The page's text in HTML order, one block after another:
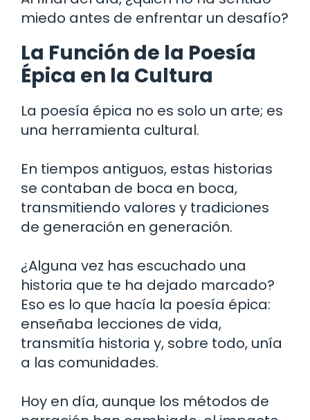
miedo antes de enfrentar un desafío?
La Función de la Poesía
Épica en la Cultura
La poesía épica no es solo un arte; es
una herramienta cultural.
En tiempos antiguos, estas historias
se contaban de boca en boca,
transmitiendo valores y tradiciones
de generación en generación.
¿Alguna vez has escuchado una
historia que te ha dejado marcado?
Eso es lo que hacía la poesía épica:
enseñaba lecciones de vida,
transmitía historia y, sobre todo, unía
a las comunidades.
Hoy en día, aunque los métodos de